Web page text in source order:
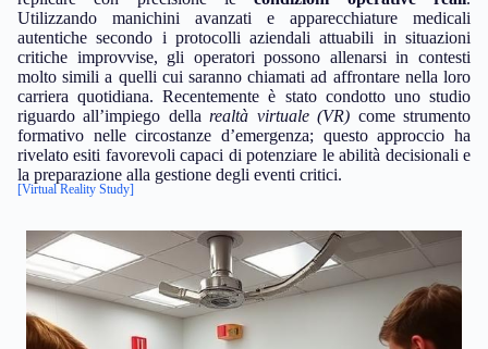
Utilizzando manichini avanzati e apparecchiature medicali
autentiche secondo i protocolli aziendali attuabili in situazioni
critiche improvvise, gli operatori possono allenarsi in contesti
molto simili a quelli cui saranno chiamati ad affrontare nella loro
carriera quotidiana. Recentemente è stato condotto uno studio
riguardo all’impiego dellarealtà virtuale (VR) come strumento
formativo nelle circostanze d’emergenza; questo approccio ha
rivelato esiti favorevoli capaci di potenziare le abilità decisionali e
la preparazione alla gestione degli eventi critici.
[Virtual Reality Study]